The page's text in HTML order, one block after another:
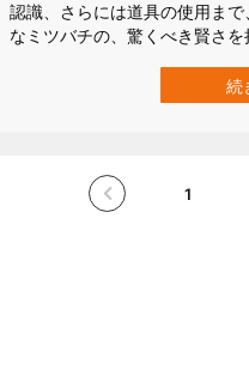
認識、さらには道具の使用ま
なミツバチの、驚くべき賢さ
力プレイでキャップのフタを
ロで、昼休み中の職員により
続
1